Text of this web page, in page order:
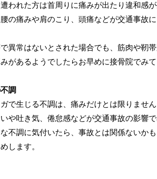
われた方は首周りに痛みが出たり違和感
の痛みや肩のこり、頭痛などが交通事故
異常はないとされた場合でも、筋肉や靭
があるようでしたらお早めに接骨院でみ
調
で生じる不調は、痛みだけとは限りません
や吐き気、倦怠感などが交通事故の影響で
不調に気付いたら、事故とは関係ないか
します。